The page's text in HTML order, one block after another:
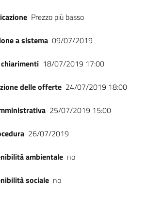
Prezzo più basso
a sistema 09/07/2019
18/07/2019 17:00
delle offerte 24/07/2019 18:00
25/07/2019 15:00
26/07/2019
ambientale no
sociale no